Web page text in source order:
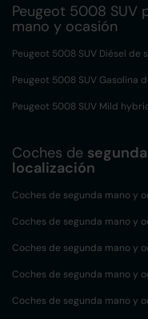
Peugeot 5008 SUV
mano y ocasión
Peugeot 5008 SUV Diésel de
Peugeot 5008 SUV Gasolina
Peugeot 5008 SUV Mild
Coches de
localización
Coches de segunda mano y
Coches de segunda mano y
Coches de segunda mano y
Coches de segunda mano y
Coches de segunda mano y